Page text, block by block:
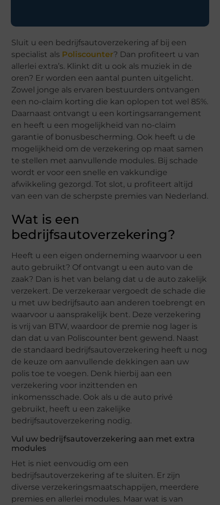
Sluit u een bedrijfsautoverzekering af bij een
specialist als Poliscounter? Dan profiteert u van
allerlei extra’s. Klinkt dit u ook als muziek in de
oren? Er worden een aantal punten uitgelicht.
Zowel jonge als ervaren bestuurders ontvangen
een no-claim korting die kan oplopen tot wel 85%.
Daarnaast ontvangt u een kortingsarrangement
en heeft u een mogelijkheid van no-claim
garantie of bonusbescherming. Ook heeft u de
mogelijkheid om de verzekering op maat samen
te stellen met aanvullende modules. Bij schade
wordt er voor een snelle en vakkundige
afwikkeling gezorgd. Tot slot, u profiteert altijd
van een van de scherpste premies van Nederland.
Wat is een
bedrijfsautoverzekering?
Heeft u een eigen onderneming waarvoor u een
auto gebruikt? Of ontvangt u een auto van de
zaak? Dan is het van belang dat u de auto zakelijk
verzekert. De verzekeraar vergoedt de schade die
u met uw bedrijfsauto aan anderen toebrengt en
waarvoor u aansprakelijk bent. Deze verzekering
is vrij van BTW, waardoor de premie nog lager is
dan dat u van Poliscounter bent gewend. Naast
de standaard bedrijfsautoverzekering heeft u nog
de keuze om aanvullende dekkingen aan uw
polis toe te voegen. Denk hierbij aan een
verzekering voor inzittenden en
inkomensschade. Ook als u de auto privé
gebruikt, heeft u een zakelijke
bedrijfsautoverzekering nodig.
Vul uw bedrijfsautoverzekering aan met extra
modules
Het is niet eenvoudig om een
bedrijfsautoverzekering af te sluiten. Er zijn
diverse verzekeringsmaatschappijen, meerdere
premies en allerlei modules. Maar wat is van